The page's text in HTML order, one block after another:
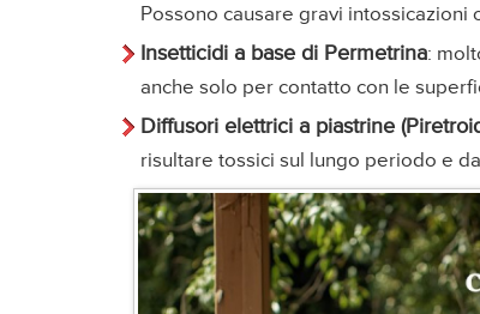
Possono causare gravi
Insetticidi a base di Permetrina:
anche solo per contatto con le
Diffusori elettrici a piastrine
risultare tossici sul lungo periodo e